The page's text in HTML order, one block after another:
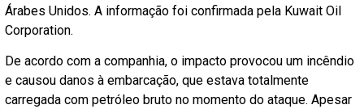
Árabes Unidos. A informação foi confirmada pela Kuwait Oil
Corporation.
De acordo com a companhia, o impacto provocou um incêndio
e causou danos à embarcação, que estava totalmente
carregada com petróleo bruto no momento do ataque. Apesar